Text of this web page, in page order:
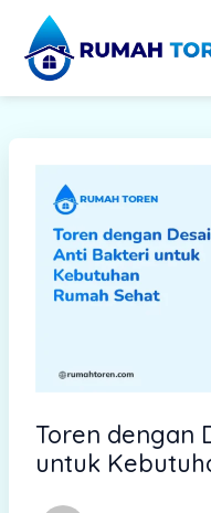
content
Toren dengan
untuk
e
a
r
c